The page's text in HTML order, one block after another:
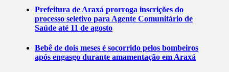
Prefeitura de Araxá prorroga inscrições do
processo seletivo para Agente Comunitário de
Saúde até 11 de agosto
Bebê de dois meses é socorrido pelos bombeiros
após engasgo durante amamentação em Araxá